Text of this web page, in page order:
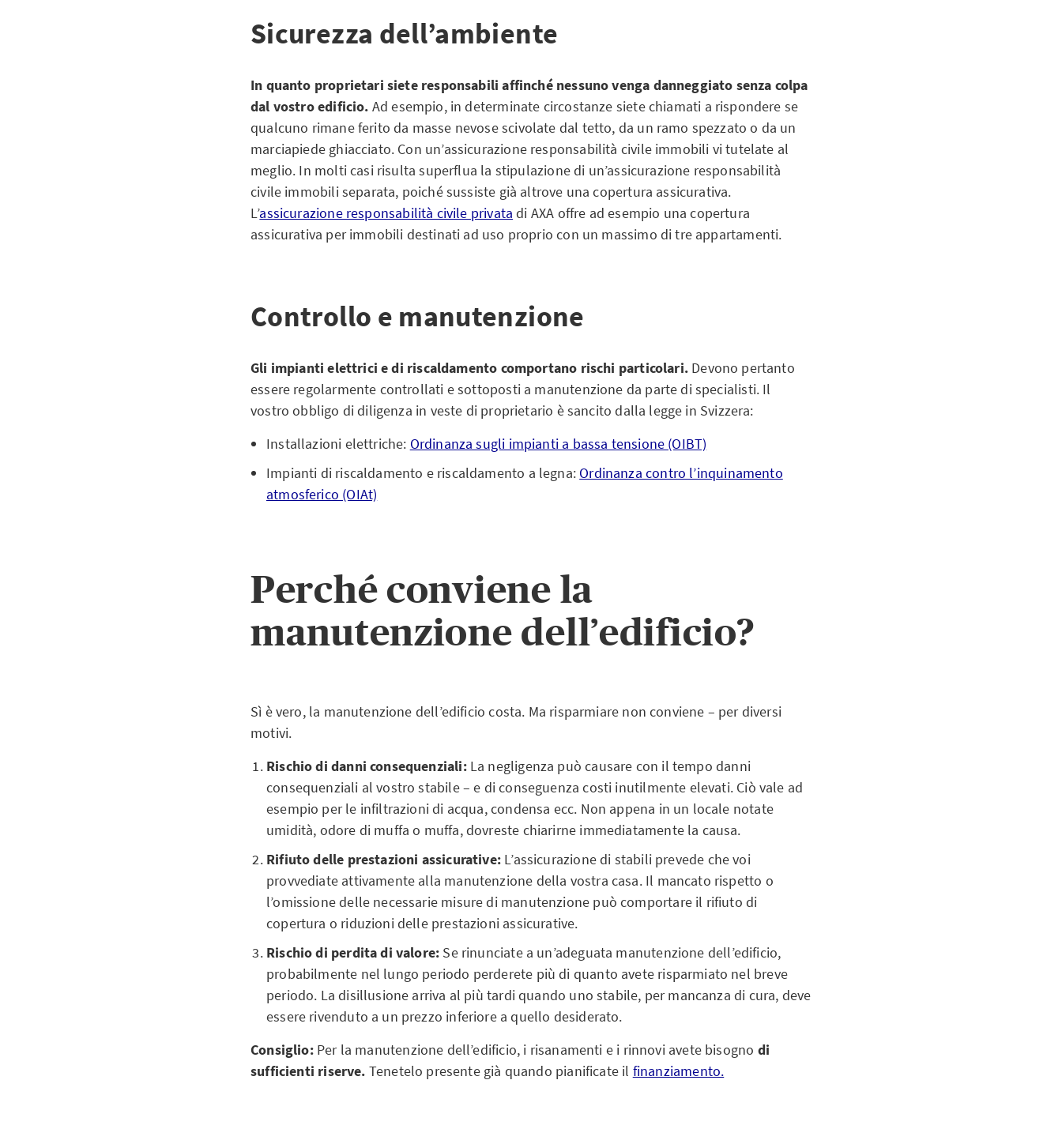
Sicurezza dell’ambiente
In quanto proprietari siete responsabili affinché nessuno venga danneggiato senza colpa
dal vostro edificio. Ad esempio, in determinate circostanze siete chiamati a rispondere se
qualcuno rimane ferito da masse nevose scivolate dal tetto, da un ramo spezzato o da un
marciapiede ghiacciato. Con un’assicurazione responsabilità civile immobili vi tutelate al
meglio. In molti casi risulta superflua la stipulazione di un’assicurazione responsabilità
civile immobili separata, poiché sussiste già altrove una copertura assicurativa.
L’assicurazione responsabilità civile privata di AXA offre ad esempio una copertura
assicurativa per immobili destinati ad uso proprio con un massimo di tre appartamenti.
Controllo e manutenzione
Gli impianti elettrici e di riscaldamento comportano rischi particolari.Devono pertanto
essere regolarmente controllati e sottoposti a manutenzione da parte di specialisti. Il
vostro obbligo di diligenza in veste di proprietario è sancito dalla legge in Svizzera:
Installazioni elettriche: Ordinanza sugli impianti a bassa tensione (OIBT)
Impianti di riscaldamento e riscaldamento a legna: Ordinanza contro l’inquinamento
atmosferico (OIAt)
Perché conviene la
manutenzione dell’edificio?
Sì è vero, la manutenzione dell’edificio costa. Ma risparmiare non conviene – per diversi
motivi.
Rischio di danni consequenziali:La negligenza può causare con il tempo danni
consequenziali al vostro stabile – e di conseguenza costi inutilmente elevati. Ciò vale ad
esempio per le infiltrazioni di acqua, condensa ecc. Non appena in un locale notate
umidità, odore di muffa o muffa, dovreste chiarirne immediatamente la causa.
Rifiuto delle prestazioni assicurative: L’assicurazione di stabili prevede che voi
provvediate attivamente alla manutenzione della vostra casa. Il mancato rispetto o
l’omissione delle necessarie misure di manutenzione può comportare il rifiuto di
copertura o riduzioni delle prestazioni assicurative.
Rischio di perdita di valore: Se rinunciate a un’adeguata manutenzione dell’edificio,
probabilmente nel lungo periodo perderete più di quanto avete risparmiato nel breve
periodo. La disillusione arriva al più tardi quando uno stabile, per mancanza di cura, deve
essere rivenduto a un prezzo inferiore a quello desiderato.
Consiglio:Per la manutenzione dell’edificio, i risanamenti e i rinnovi avete bisogno di
sufficienti riserve. Tenetelo presente già quando pianificate il finanziamento.